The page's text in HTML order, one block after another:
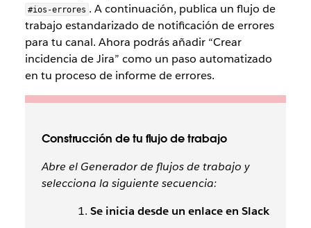
#ios-errores . A continuación, publica un flujo de
trabajo estandarizado de notificación de errores
para tu canal. Ahora podrás añadir “Crear
incidencia de Jira” como un paso automatizado
en tu proceso de informe de errores.
Construcción de tu flujo de trabajo
Abre el Generador de flujos de trabajo y
selecciona la siguiente secuencia:
Se inicia desde un enlace en Slack